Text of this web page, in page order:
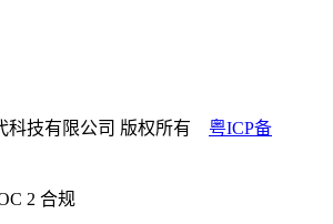
科技有限公司 版权所有 粤ICP备
2 合规